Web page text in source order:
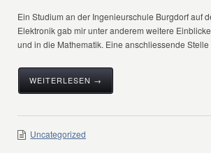
Ein Studium an der Ingenieurschule Burgdorf auf
Elektronik gab mir unter anderem weitere
und in die Mathematik. Eine anschliessende Stelle
WEITERLESEN →
Uncategorized